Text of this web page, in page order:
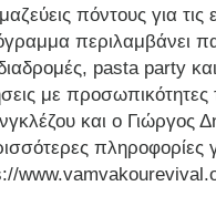
μαζεύεις πόντους για
περιλαμβάνει
pasta party
με
και ο Γιώργος
πληροφορίες